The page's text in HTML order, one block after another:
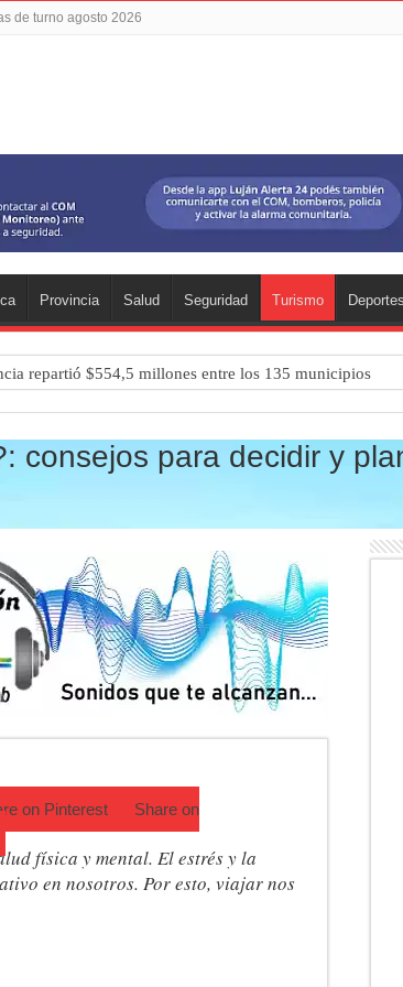
de turno agosto 2026
Provincia Salud Seguridad Turismo
repartió $554,5 millones entre los 135 municipios
en Jáuregui
ante UAI Urquiza
emocional en el centro del deporte
de invierno impulsaron la actividad con miles de
pymes bonaerenses con compradores de siete países
en el barrio Padre Varela y detienen a un hombre
se quedó con una gran victoria en Del Viso
consejos para decidir y
on Pinterest
Share on
física y mental. El estrés y la
en nosotros. Por esto, viajar nos